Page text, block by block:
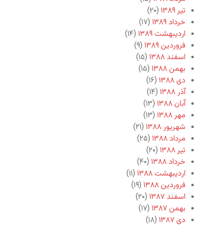
تیر ۱۳۸۹
(۲۰)
خرداد ۱۳۸۹
(۱۷)
اردیبهشت ۱۳۸۹
(۱۴)
فروردین ۱۳۸۹
(۹)
اسفند ۱۳۸۸
(۱۵)
بهمن ۱۳۸۸
(۱۵)
دی ۱۳۸۸
(۱۶)
آذر ۱۳۸۸
(۱۴)
آبان ۱۳۸۸
(۱۳)
مهر ۱۳۸۸
(۱۳)
شهریور ۱۳۸۸
(۲۱)
مرداد ۱۳۸۸
(۲۵)
تیر ۱۳۸۸
(۲۰)
خرداد ۱۳۸۸
(۴۰)
اردیبهشت ۱۳۸۸
(۱۱)
فروردین ۱۳۸۸
(۱۹)
اسفند ۱۳۸۷
(۲۰)
بهمن ۱۳۸۷
(۱۷)
دی ۱۳۸۷
(۱۸)